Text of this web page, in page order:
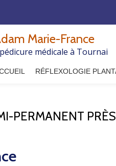
Marie-France
médicale à Tournai
RÉFLEXOLOGIE
PERMANENT